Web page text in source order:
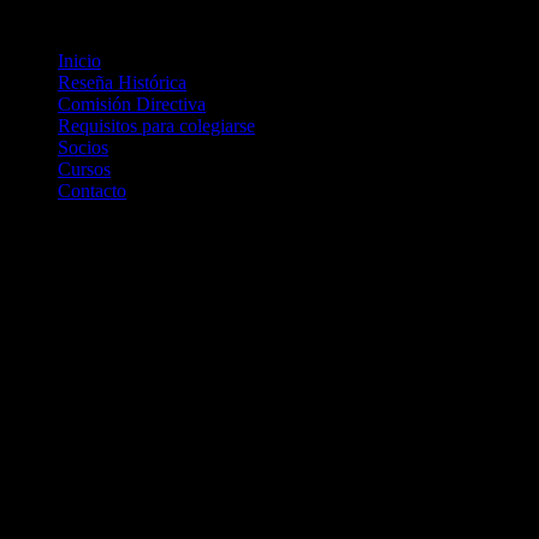
Inicio
Reseña Histórica
Comisión Directiva
Requisitos para colegiarse
Socios
Cursos
Contacto